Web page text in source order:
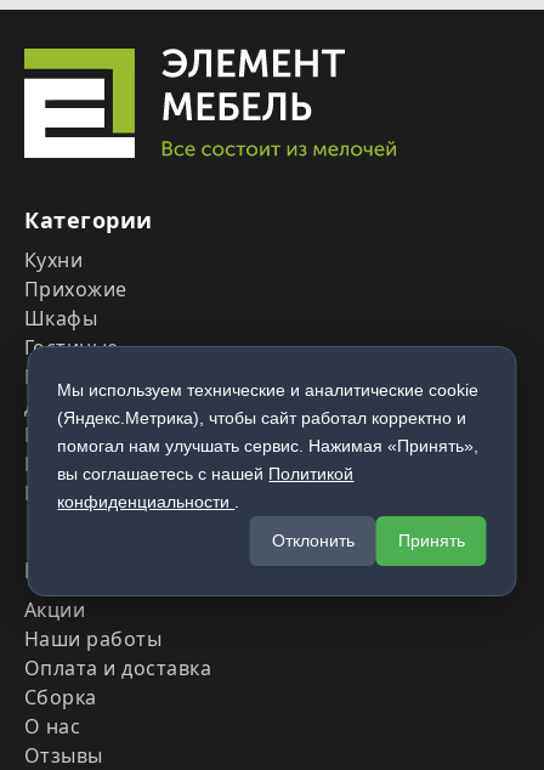
Мы используем технические и аналитические cookie
(Яндекс.Метрика), чтобы сайт работал корректно и
помогал нам улучшать сервис. Нажимая «Принять»,
вы соглашаетесь с нашей Политикой
конфиденциальности
Отклонить
Принять
Категории
Кухни
Прихожие
Шкафы
Гостиные
Гардеробные
Детские
Мебель для ванной комнаты
Комоды и тумбы
Рабочие зоны
Информация
Акции
Наши работы
Оплата и доставка
Сборка
О нас
Отзывы